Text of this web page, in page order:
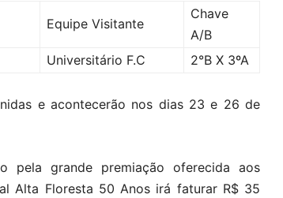
Equipe Visitante
Chave
A/B
Universitário F.C 2°B X 3ºA
e acontecerão nos dias 23 e 26 de
pela grande premiação oferecida aos
Alta Floresta 50 Anos irá faturar R$ 35